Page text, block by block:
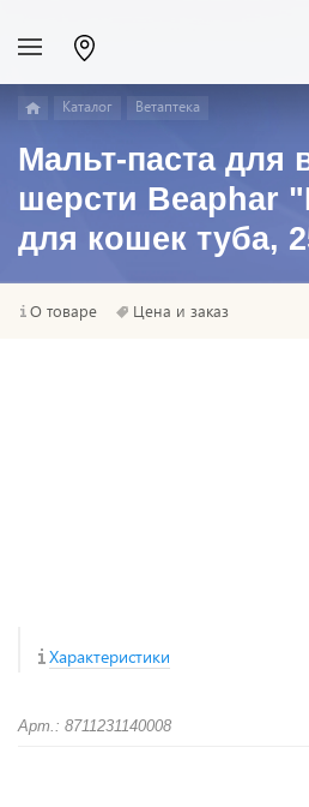
Каталог Ветаптека
Мальт-паста для
шерсти Beaphar
для кошек туба,
О товаре Цена и заказ
Характеристики
Арт.: 8711231140008